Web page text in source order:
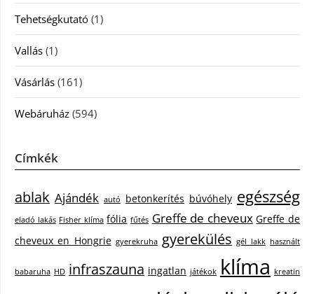
Tehetségkutató (1)
Vallás (1)
Vásárlás (161)
Webáruház (594)
Címkék
ablak Ajándék autó betonkerítés búvóhely egészség
eladó lakás Fisher klíma fólia fűtés Greffe de cheveux Greffe de
cheveux en Hongrie gyerekruha gyerekülés gél lakk használt
babaruha HD infraszauna ingatlan játékok klíma kreatin